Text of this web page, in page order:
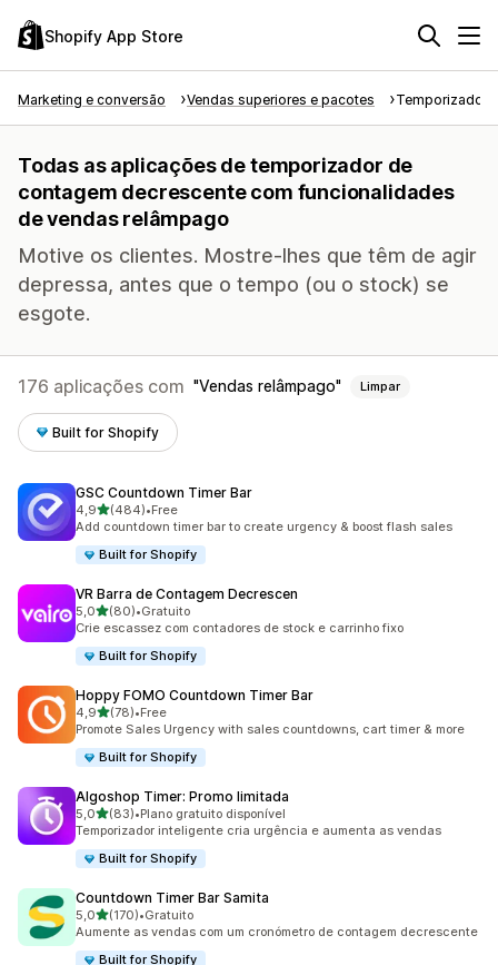
Shopify App Store
Marketing e conversão Vendas superiores e pacotes Temporizador
Todas as aplicações de temporizador de
contagem decrescente com funcionalidades
de vendas relâmpago
Motive os clientes. Mostre-lhes que têm de agir
depressa, antes que o tempo (ou o stock) se
esgote.
176 aplicações com Vendas relâmpago Limpar
Built for Shopify
GSC Countdown Timer Bar
4,9de 5 estrelas
(484)
484 total de avaliações
•Free
Add countdown timer bar to create urgency & boost flash sales
Built for Shopify
VR Barra de Contagem Decrescen
5,0de 5 estrelas
(80)
80 total de avaliações
•Gratuito
Crie escassez com contadores de stock e carrinho fixo
Built for Shopify
Hoppy FOMO Countdown Timer Bar
4,9de 5 estrelas
(78)
78 total de avaliações
•Free
Promote Sales Urgency with sales countdowns, cart timer & more
Built for Shopify
Algoshop Timer: Promo limitada
5,0de 5 estrelas
(83)
83 total de avaliações
•Plano gratuito disponível
Temporizador inteligente cria urgência e aumenta as vendas
Built for Shopify
Countdown Timer Bar Samita
5,0de 5 estrelas
(170)
170 total de avaliações
•Gratuito
Aumente as vendas com um cronómetro de contagem decrescente
Built for Shopify